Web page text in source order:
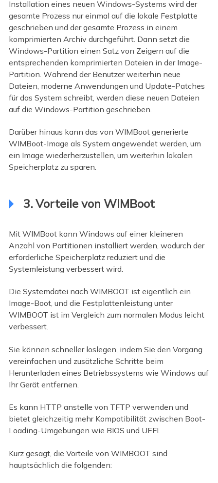
Installation eines neuen Windows-Systems wird der
gesamte Prozess nur einmal auf die lokale Festplatte
geschrieben und der gesamte Prozess in einem
komprimierten Archiv durchgeführt. Dann setzt die
Windows-Partition einen Satz von Zeigern auf die
entsprechenden komprimierten Dateien in der Image-
Partition. Während der Benutzer weiterhin neue
Dateien, moderne Anwendungen und Update-Patches
für das System schreibt, werden diese neuen Dateien
auf die Windows-Partition geschrieben.
Darüber hinaus kann das von WIMBoot generierte
WIMBoot-Image als System angewendet werden, um
ein Image wiederherzustellen, um weiterhin lokalen
Speicherplatz zu sparen.
3. Vorteile von WIMBoot
Mit WIMBoot kann Windows auf einer kleineren
Anzahl von Partitionen installiert werden, wodurch der
erforderliche Speicherplatz reduziert und die
Systemleistung verbessert wird.
Die Systemdatei nach WIMBOOT ist eigentlich ein
Image-Boot, und die Festplattenleistung unter
WIMBOOT ist im Vergleich zum normalen Modus leicht
verbessert.
Sie können schneller loslegen, indem Sie den Vorgang
vereinfachen und zusätzliche Schritte beim
Herunterladen eines Betriebssystems wie Windows auf
Ihr Gerät entfernen.
Es kann HTTP anstelle von TFTP verwenden und
bietet gleichzeitig mehr Kompatibilität zwischen Boot-
Loading-Umgebungen wie BIOS und UEFI.
Kurz gesagt, die Vorteile von WIMBOOT sind
hauptsächlich die folgenden: